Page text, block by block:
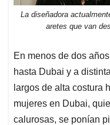
La diseñadora
aretes que van
En menos de dos
hasta Dubai y a
largos de alta costura
mujeres en Dubai,
calurosas, se ponían